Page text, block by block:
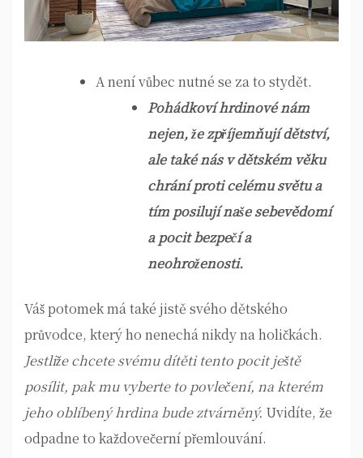
A není vůbec nutné se za to stydět.
Pohádkoví hrdinové nám
nejen, že zpříjemňují dětství,
ale také nás v dětském věku
chrání proti celému světu a
tím posilují naše sebevědomí
a pocit bezpečí a
neohroženosti.
Váš potomek má také jistě svého dětského
průvodce, který ho nenechá nikdy na holičkách.
Jestliže chcete svému dítěti tento pocit ještě
posílit, pak mu vyberte to povlečení, na kterém
jeho oblíbený hrdina bude ztvárněný. Uvidíte, že
odpadne to každovečerní přemlouvání.